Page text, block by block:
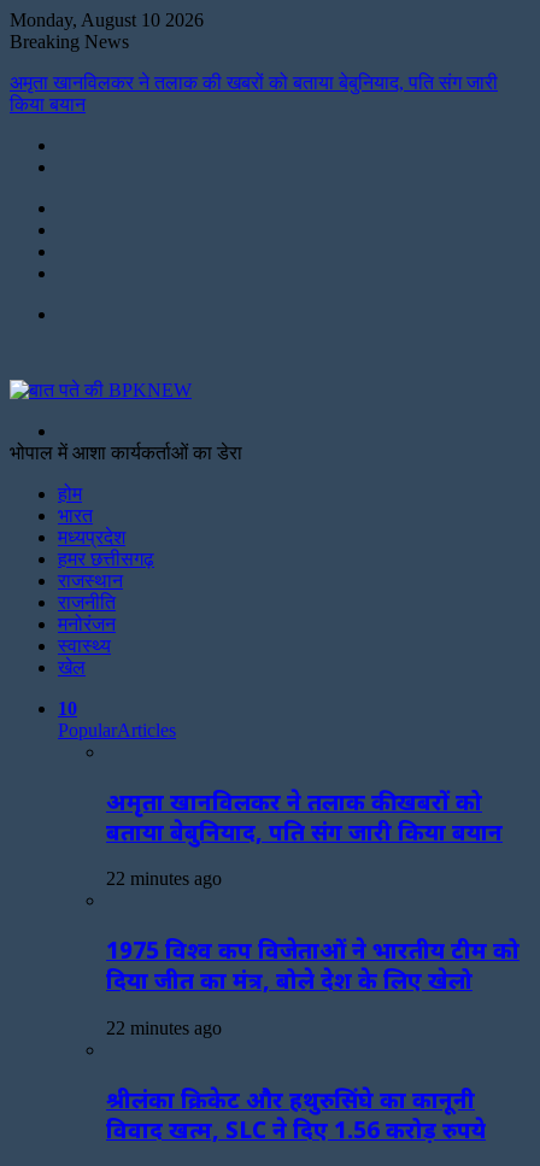
Monday, August 10 2026
Breaking News
अमृता खानविलकर ने तलाक की खबरों को बताया बेबुनियाद, पति संग जारी
किया बयान
for
भोपाल में आशा कार्यकर्ताओं का डेरा
होम
भारत
मध्यप्रदेश
हमर छत्तीसगढ़
राजस्थान
राजनीति
मनोरंजन
स्वास्थ्य
खेल
10
PopularArticles
अमृता खानविलकर ने तलाक की खबरों को
बताया बेबुनियाद, पति संग जारी किया बयान
22 minutes ago
1975 विश्व कप विजेताओं ने भारतीय टीम को
दिया जीत का मंत्र, बोले देश के लिए खेलो
22 minutes ago
श्रीलंका क्रिकेट और हथुरुसिंघे का कानूनी
विवाद खत्म, SLC ने दिए 1.56 करोड़ रुपये